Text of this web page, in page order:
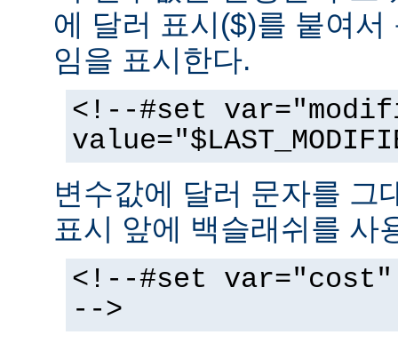
에 달러 표시($)를 붙여
임을 표시한다.
<!--#set
변수값에 달러 문자를 그
표시 앞에 백슬래쉬를 사
<!--#set var="cost"
-->